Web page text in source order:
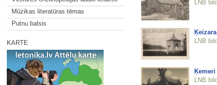
Mūzikas literatūras tēmas
Putnu balsis
KARTE
LNB
LNB
Ķemeri
LNB